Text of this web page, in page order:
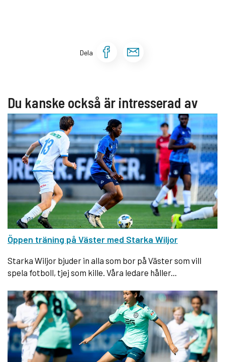
Dela Dela sidan på
Du kanske också är intresserad av
Öppen träning på Väster med Starka Wiljor
Starka Wiljor bjuder in alla som bor på Väster som vill
spela fotboll, tjej som kille. Våra ledare håller...